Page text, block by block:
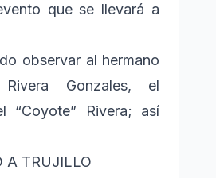
que se llevará a
observar al hermano
Gonzales, el
“Coyote” Rivera; así
A TRUJILLO